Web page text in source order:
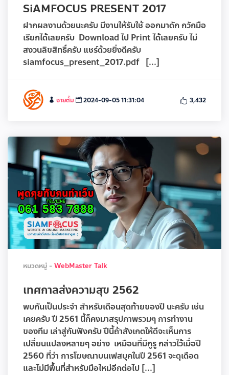
SiAMFOCUS PRESENT 2017
ฝากผลงานด้วยนะครับ มีงานให้รับใช้ ออกมาดัก กวักมือ
เรียกได้เลยครับ Download ไป Print ได้เลยครับ ไม่
สงวนลิขสิทธิ์ครับ แชร์ด้วยยิ่งดีครับ
siamfocus_present_2017.pdf [...]
ชายตั้ม 2024-09-05 11:31:04 3,432
หมวดหมู่ - WebMaster Talk
เทศกาลส่งความสุข 2562
พบกันเป็นประจำ สำหรับเดือนสุดท้ายของปี นะครับ เช่น
เคยครับ ปี 2561 นี้ก็คงมาสรุปภาพรวมๆ การทำงาน
ของทีม เล่าสู่กันฟังครับ ปีนี้ถ้าสังเกตให้ดีจะเห็นการ
เปลี่ยนแปลงหลายๆ อย่าง เหมือนที่มีกูรู กล่าวไว้เมื่อปี
2560 ที่ว่า การโฆษณาบนเฟสบุคในปี 2561 จะดุเดือด
และไม่มีพื้นที่สำหรับมือใหม่อีกต่อไป [...]